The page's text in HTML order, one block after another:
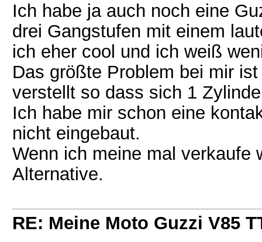
Ich habe ja auch noch eine
drei Gangstufen mit einem
ich eher cool und ich weiß
Das größte Problem bei mir
verstellt so dass sich 1
Ich habe mir schon eine
nicht eingebaut.
Wenn ich meine mal verkaufe
Alternative.
RE: Meine Moto Guzzi V85